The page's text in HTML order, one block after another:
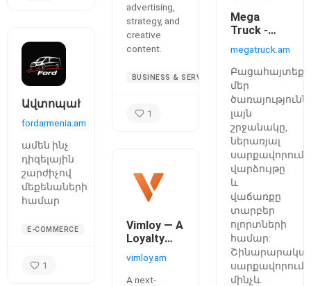
Ավտոպահեստամասեր
fordarmenia.am
ամեն ինչ
դիզելային
շարժիչով
մեքենաների
համար
E-COMMERCE
1
advertising,
strategy, and
creative
content.
BUSINESS & SERVICES
1
Vimloy — A
Loyalty
Platform
for
Businesses
vimloy.am
A next-
Mega
Truck -
Հատուկ
վարձույթ,
վաճառք
և
megatruck.am
Բացահայտեք
մեր
լայն
շրջանակը,
ներառյալ
վարձույթը
և
վաճառքը
տարբեր
ոլորտների
համար:
մինչև